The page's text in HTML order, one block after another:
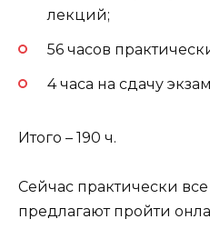
лекций;
56 часов
4 часа на сдачу
Итого – 190 ч.
Сейчас практически
предлагают пройти